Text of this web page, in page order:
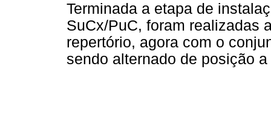
Terminada a etapa de
SuCx/PuC, foram realizadas
repertório, agora com o
sendo alternado de posição